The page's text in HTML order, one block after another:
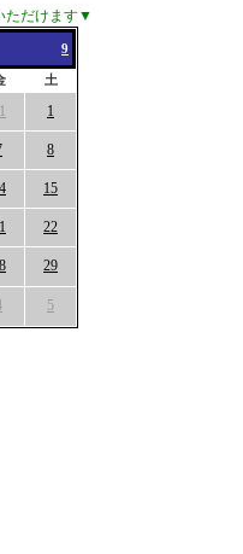
ただけます▼
9
土
1
8
15
22
29
5